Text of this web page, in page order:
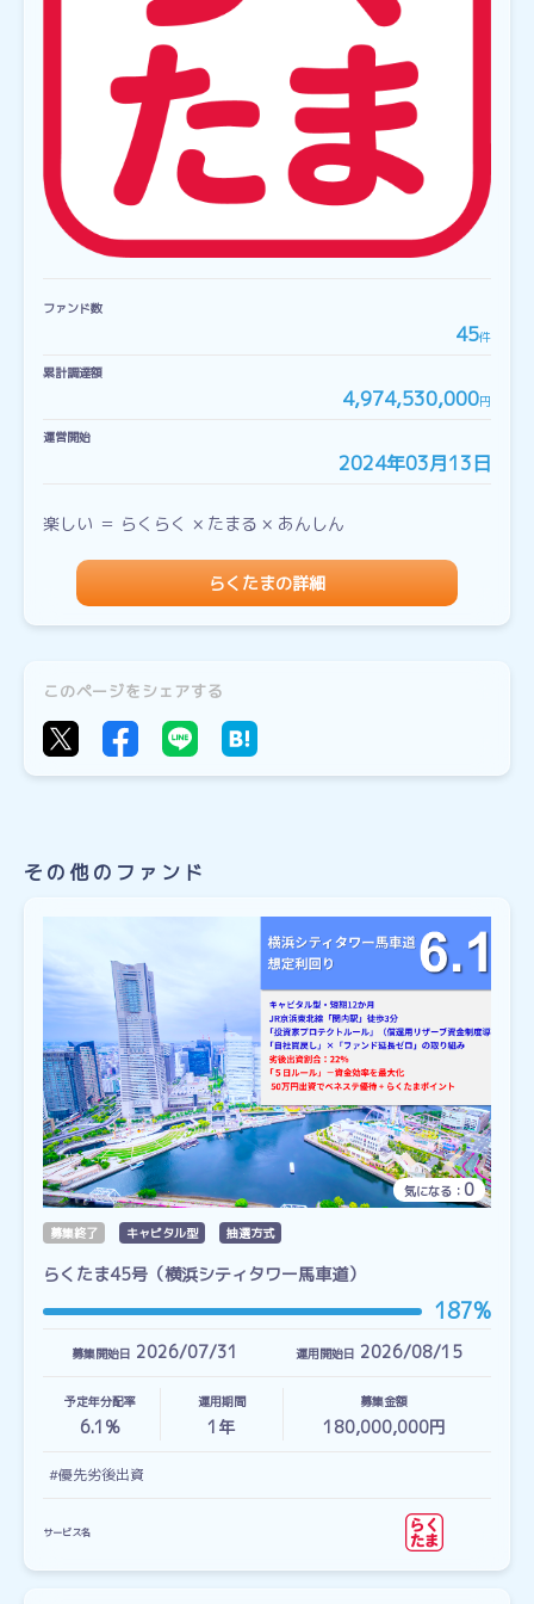
ファンド数
45件
累計調達額
4,974,530,000円
運営開始
2024年03月13日
楽しい ＝ らくらく × たまる × あんしん
らくたまの詳細
このページをシェアする
その他のファンド
気になる： 0
募集終了 キャピタル型 抽選方式
らくたま45号（横浜シティタワー馬車道）
187%
募集開始日 2026/07/31 運用開始日 2026/08/15
予定年分配率
6.1%
運用期間
1 年
募集金額
180,000,000円
#優先劣後出資
サービス名